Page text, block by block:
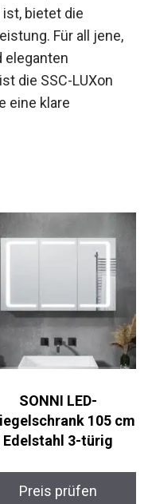
bietet die
Für all jene,
eleganten
die SSC-LUXon
eine klare
SONNI LED-
105 cm
Edelstahl 3-türig
Preis prüfen